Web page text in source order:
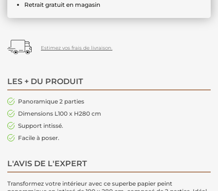
Retrait gratuit en magasin
Estimez vos frais de livraison.
LES + DU PRODUIT
Panoramique 2 parties
Dimensions L100 x H280 cm
Support intissé.
Facile à poser.
L'AVIS DE L'EXPERT
Transformez votre intérieur avec ce superbe papier peint